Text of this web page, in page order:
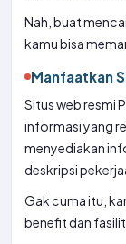
Nah, buat
kamu bisa
Manfaatkan
Situs web resmi
informasi yang
menyediakan
deskripsi
Gak cuma itu,
benefit dan